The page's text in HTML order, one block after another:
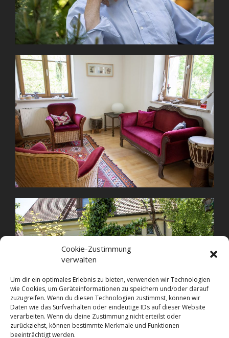
Cookie-Zustimmung
verwalten
Um dir ein optimales Erlebnis zu bieten, verwenden wir Technologien
wie Cookies, um Geräteinformationen zu speichern und/oder darauf
zuzugreifen. Wenn du diesen Technologien zustimmst, können wir
Daten wie das Surfverhalten oder eindeutige IDs auf dieser Website
verarbeiten. Wenn du deine Zustimmung nicht erteilst oder
zurückziehst, können bestimmte Merkmale und Funktionen
beeinträchtigt werden.